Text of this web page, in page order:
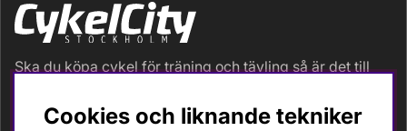
Ska du köpa cykel för träning och tävling så är det till
Vi är en mycket personlig cykelaffär med hög
servicegrad och alla vi som jobbar är inbitna cyklister
Cookies och liknande tekniker